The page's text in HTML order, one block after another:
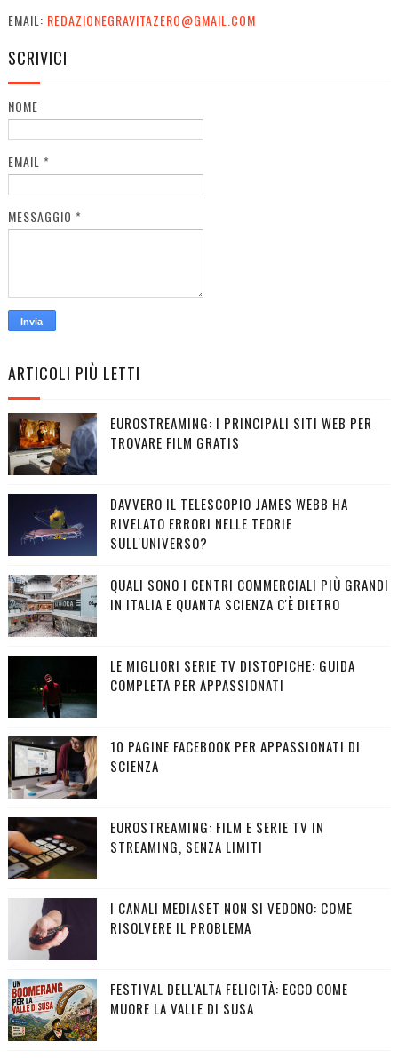
EMAIL: REDAZIONEGRAVITAZERO@GMAIL.COM
SCRIVICI
NOME
EMAIL *
MESSAGGIO *
ARTICOLI PIÙ LETTI
EUROSTREAMING: I PRINCIPALI SITI WEB PER
TROVARE FILM GRATIS
DAVVERO IL TELESCOPIO JAMES WEBB HA
RIVELATO ERRORI NELLE TEORIE
SULL'UNIVERSO?
QUALI SONO I CENTRI COMMERCIALI PIÙ GRANDI
IN ITALIA E QUANTA SCIENZA C'È DIETRO
LE MIGLIORI SERIE TV DISTOPICHE: GUIDA
COMPLETA PER APPASSIONATI
10 PAGINE FACEBOOK PER APPASSIONATI DI
SCIENZA
EUROSTREAMING: FILM E SERIE TV IN
STREAMING, SENZA LIMITI
I CANALI MEDIASET NON SI VEDONO: COME
RISOLVERE IL PROBLEMA
FESTIVAL DELL'ALTA FELICITÀ: ECCO COME
MUORE LA VALLE DI SUSA